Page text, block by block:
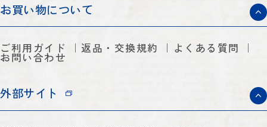
お買い物について
ご利用ガイド 返品・交換規約 よくある質問
お問い合わせ
外部サイト